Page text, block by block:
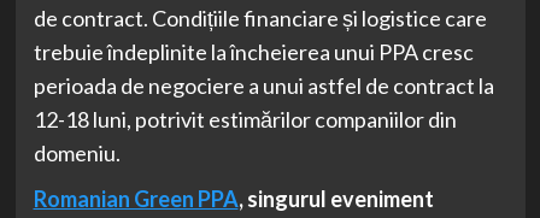
de contract. Condițiile financiare și logistice care
trebuie îndeplinite la încheierea unui PPA cresc
perioada de negociere a unui astfel de contract la
12-18 luni, potrivit estimărilor companiilor din
domeniu.
Romanian Green PPA, singurul eveniment